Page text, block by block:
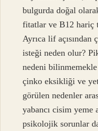
bulgurda doğal
fitatlar ve B12
Ayrıca lif
isteği neden olur?
nedeni
çinko eksikliği ve
görülen nedenler
yabancı cisim yeme
psikolojik sorunlar